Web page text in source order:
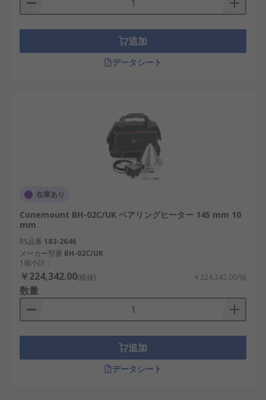
ています。
ベアリング以外にも対応- ベアリング以外の軸
受、ギアやカップリングなどの環状金属の焼
き嵌めにも応用できます。
追加
データシート
在庫あり
Conemount BH-02C/UK ベアリングヒーター 145 mm 10
mm
RS品番 183-2646
メーカー型番 BH-02C/UK
1個小計：
￥224,342.00(税抜) ￥224,342.00/個
数量
追加
データシート